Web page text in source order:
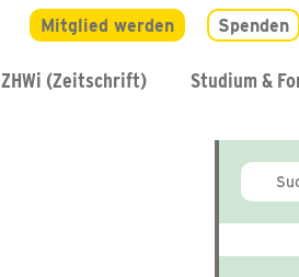
Mitglied werden Spenden
ZHWi (Zeitschrift) Studium &